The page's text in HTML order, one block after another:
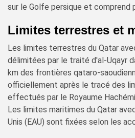
sur le Golfe persique et comprend
Limites terrestres et
Les limites terrestres du Qatar
délimitées par le traité d'al-Uqayr
km des frontières qataro-
officiellement après le tracé des
effectués par le Royaume
Les limites maritimes du Qatar
Unis (EAU) sont fixées selon les